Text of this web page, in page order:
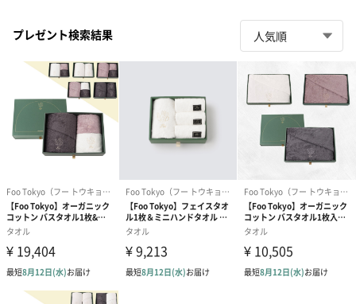
プレゼント検索結果